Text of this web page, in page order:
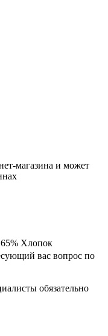
магазина и может
Хлопок
вас вопрос по
обязательно